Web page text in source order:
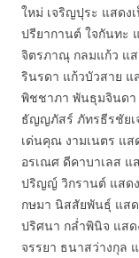
ใหม่ เจริญปุระ แสดง
ปรียากานต์ ใจกันทะ
จิตรภาณุ กลมแก้ว แ
รินรดา แก้วบัวสาย แ
พิชชาภา พันธุมจินดา
ธัญญภัสร์ ภัทรธีรชัย
เด่นคุณ งามเนตร แส
อรเณศ ดีคาบาเลส แ
ปริญญ์ วิกรานต์ แสดง
กษมา นิสสัยพันธุ์ แส
ปริศนา กล่ำพินิจ แสด
จรรยา ธนาสว่างกุล